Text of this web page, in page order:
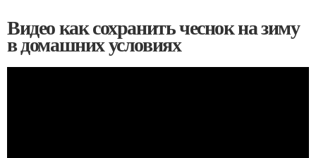
Видео как сохранить чеснок на зиму
в домашних условиях